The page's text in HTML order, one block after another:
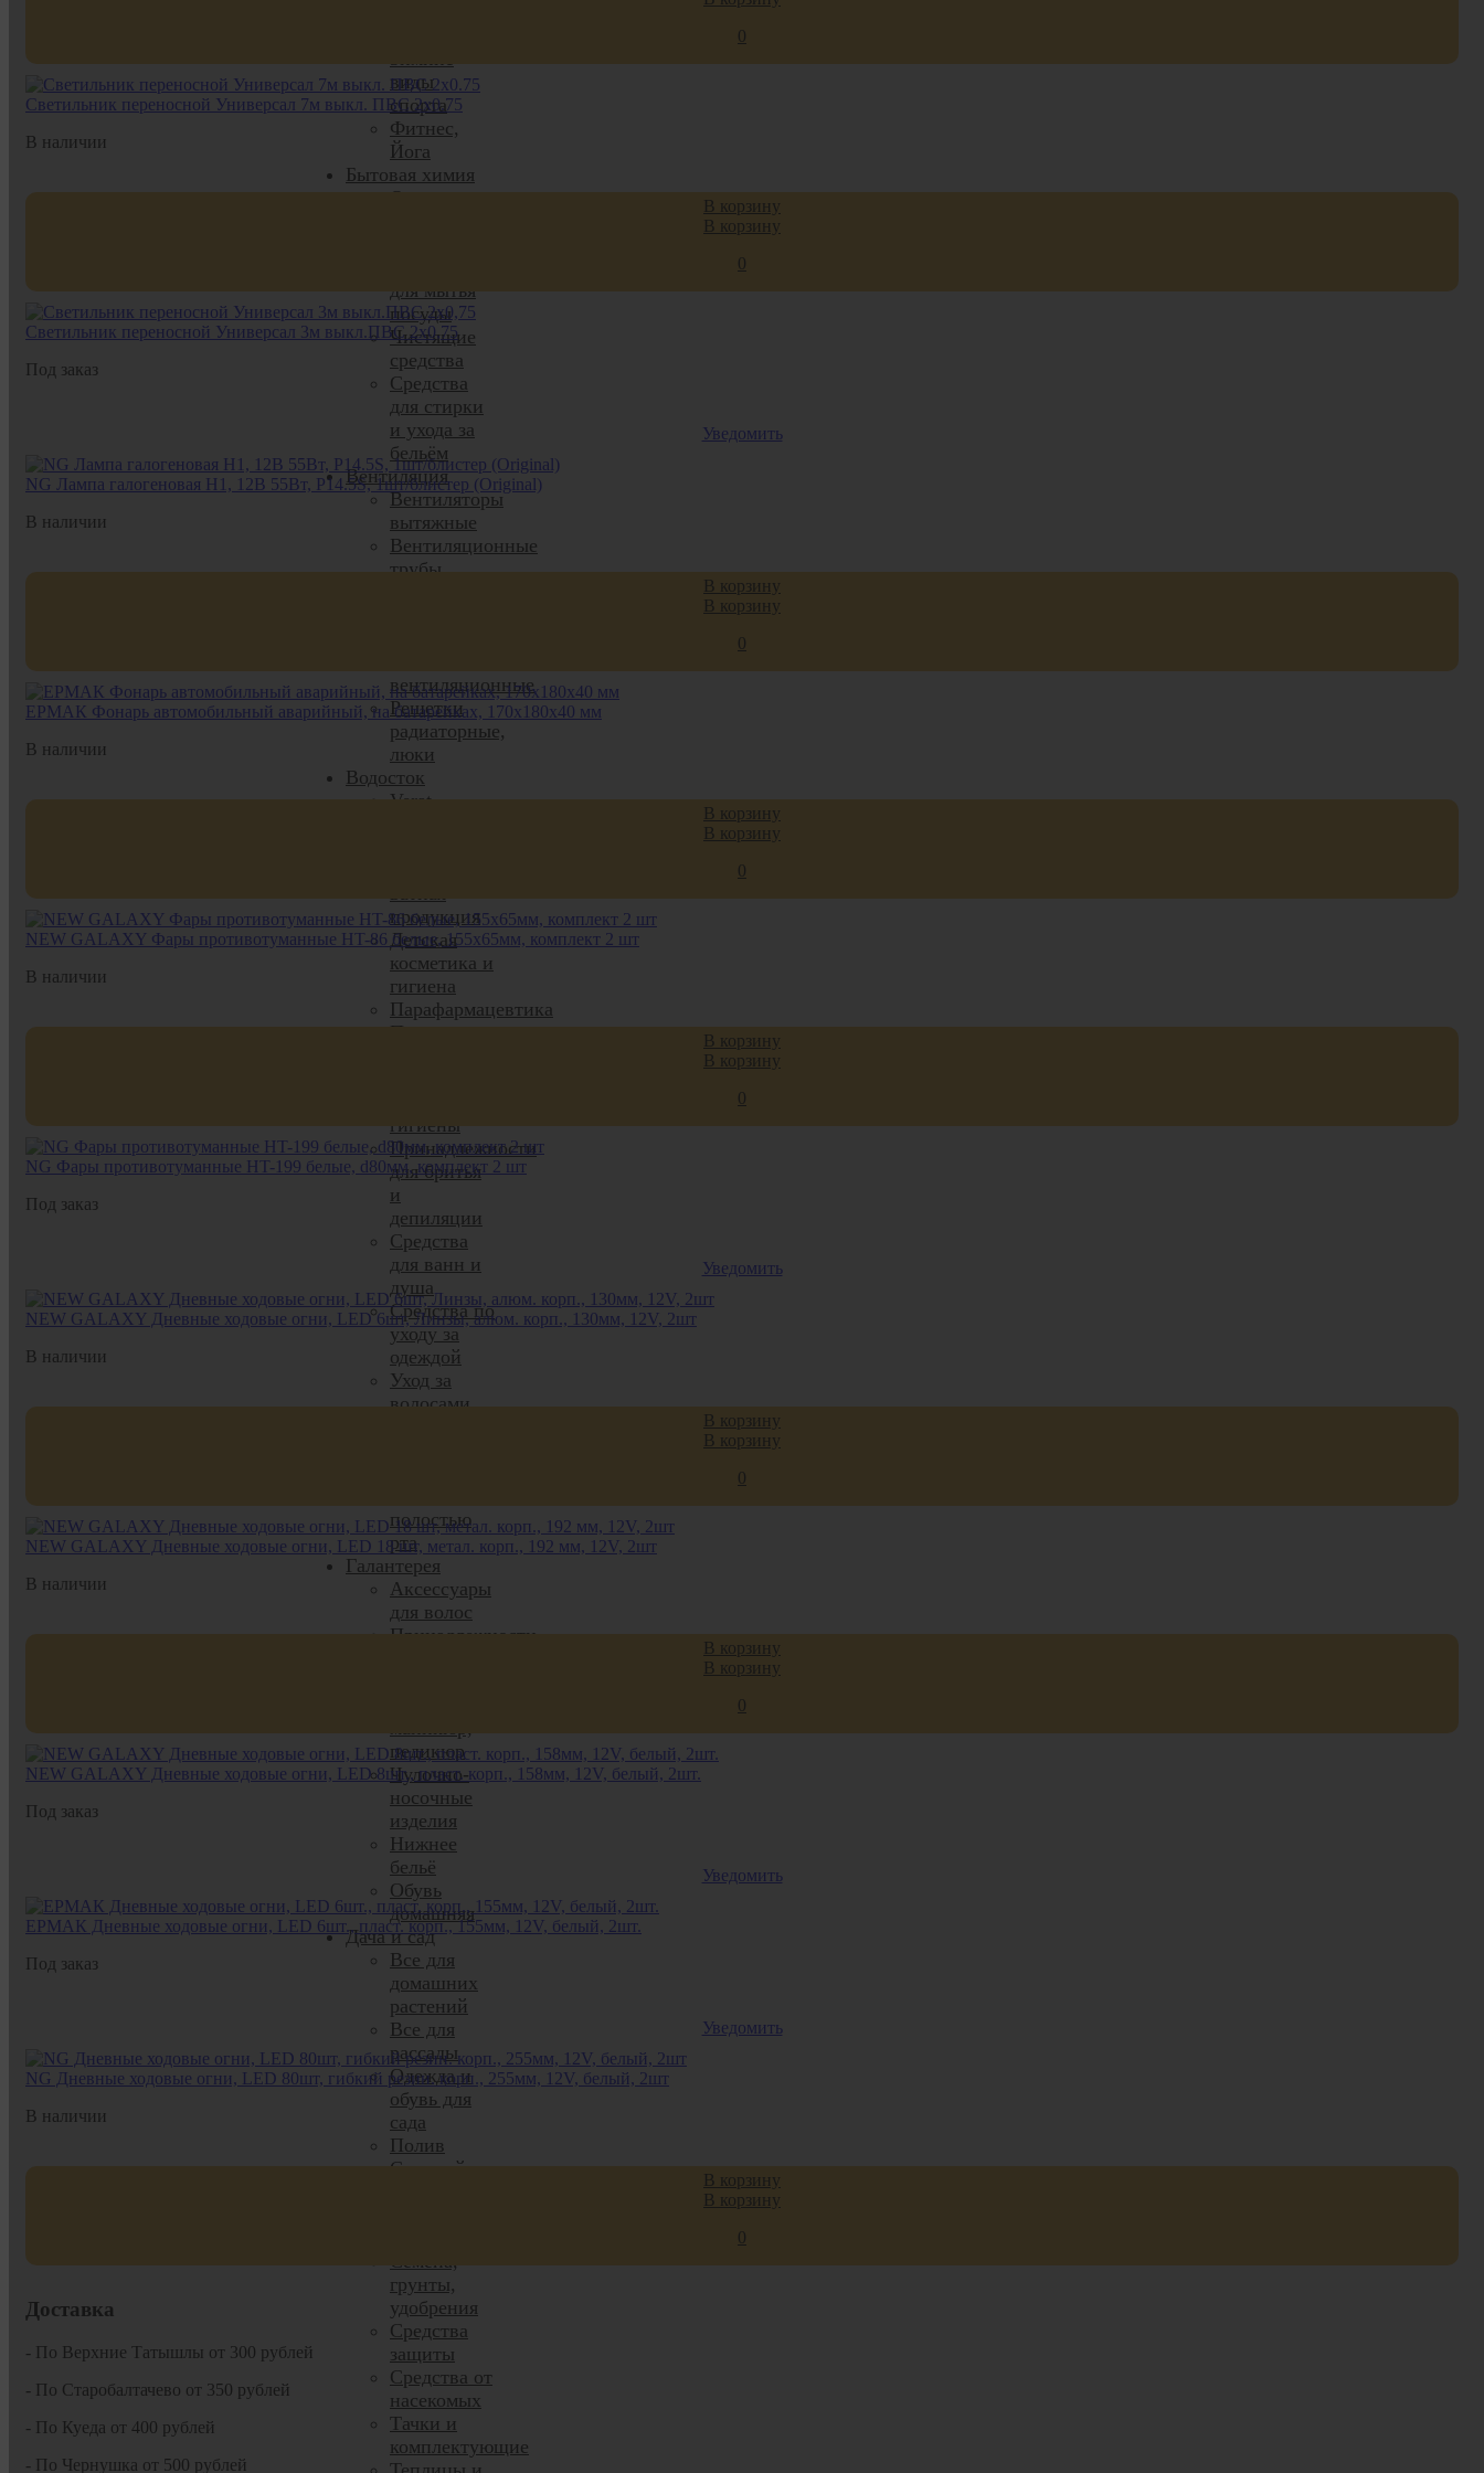
Зимние
виды
спорта
Фитнес,
Йога
Бытовая химия
Освежители
для мытья
посуды
Чистящие
средства
Средства
для стирки
и ухода за
бельём
Вентиляция
Вентиляторы
вытяжные
Вентиляционные
трубы
вентиляционные
Решетки
радиаторные,
люки
Водосток
Verat
ватная
продукция
Детская
косметика и
гигиена
Парафармацевтика
Подарочные
гигиены
Принадлежности
для бритья
и
депиляции
Средства
для ванн и
душа
Средства по
уходу за
одеждой
Уход за
волосами
полостью
рта
Галантерея
Аксессуары
для волос
Принадлежности
маникюр,
педикюр
Чулочно-
носочные
изделия
Нижнее
бельё
Обувь
домашняя
Дача и сад
Все для
домашних
растений
Все для
рассады
Одежда и
обувь для
сада
Полив
Садовый
Семена,
грунты,
удобрения
Средства
защиты
Средства от
насекомых
Тачки и
комплектующие
0
Светильник переносной Универсал 7м выкл. ПВС 2х0.75
В наличии
В корзину
В корзину
0
Светильник переносной Универсал 3м выкл.ПВС 2х0,75
Под заказ
Уведомить
NG Лампа галогеновая H1, 12В 55Вт, P14.5S, 1шт/блистер (Original)
В наличии
В корзину
В корзину
0
ЕРМАК Фонарь автомобильный аварийный, на батарейках, 170x180x40 мм
В наличии
В корзину
В корзину
0
NEW GALAXY Фары противотуманные HT-86 белые, 155х65мм, комплект 2 шт
В наличии
В корзину
В корзину
0
NG Фары противотуманные HT-199 белые, d80мм, комплект 2 шт
Под заказ
Уведомить
NEW GALAXY Дневные ходовые огни, LED 6шт, Линзы, алюм. корп., 130мм, 12V, 2шт
В наличии
В корзину
В корзину
0
NEW GALAXY Дневные ходовые огни, LED 18 шт, метал. корп., 192 мм, 12V, 2шт
В наличии
В корзину
В корзину
0
NEW GALAXY Дневные ходовые огни, LED 8шт., пласт. корп., 158мм, 12V, белый, 2шт.
Под заказ
Уведомить
ЕРМАК Дневные ходовые огни, LED 6шт., пласт. корп., 155мм, 12V, белый, 2шт.
Под заказ
Уведомить
NG Дневные ходовые огни, LED 80шт, гибкий резин. корп., 255мм, 12V, белый, 2шт
В наличии
В корзину
В корзину
0
Доставка
- По Верхние Татышлы от 300 рублей
- По Старобалтачево от 350 рублей
- По Куеда от 400 рублей
- По Чернушка от 500 рублей